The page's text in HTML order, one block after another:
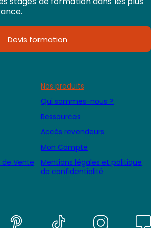
Devis formation
Nos produits
Qui sommes-nous ?
Ressources
Accès revendeurs
Mon Compte
de Vente
Mentions légales et politique
de confidentialité